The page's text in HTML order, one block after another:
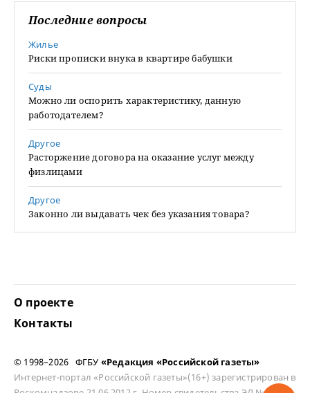
Последние вопросы
Жилье
Риски прописки внука в квартире бабушки
Суды
Можно ли оспорить характеристику, данную
работодателем?
Другое
Расторжение договора на оказание услуг между
физлицами
Другое
Законно ли выдавать чек без указания товара?
О проекте
Контакты
© 1998–2026 ФГБУ «Редакция «Российской газеты»
Интернет-портал «Российской газеты»(16+) зарегистрирован в